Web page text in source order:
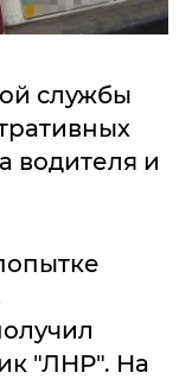
службы
водителя и
"ЛНР". На